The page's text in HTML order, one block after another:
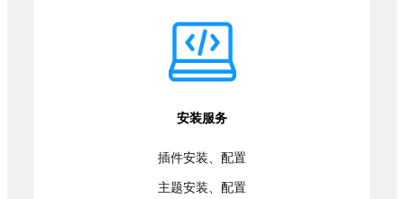
安装服务
插件安装、配置
主题安装、配置